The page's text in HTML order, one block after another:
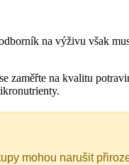
na výživu však
zaměřte na kvalitu
mohou narušit